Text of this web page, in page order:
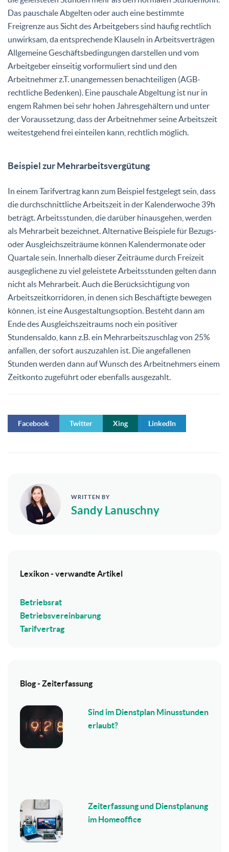
Das pauschale Abgelten oder auch eine bestimmte
Freigrenze aus Sicht des Arbeitgebers sind häufig rechtlich
unwirksam, da entsprechende Klauseln in Arbeitsverträgen
Allgemeine Geschäftsbedingungen darstellen und vom
Arbeitgeber einseitig vorformuliert sind und den
Arbeitnehmer z.T. unangemessen benachteiligen (AGB-
rechtliche Bedenken). Eine pauschale Abgeltung ist nur in
engem Rahmen bei sehr hohen Jahresgehältern und unter
der Voraussetzung, dass der Arbeitnehmer seine Arbeitszeit
weitestgehend frei einteilen kann, rechtlich möglich.
Beispiel zur Mehrarbeitsvergütung
In einem Tarifvertrag kann zum Beispiel festgelegt sein, dass
die durchschnittliche Arbeitszeit in der Kalenderwoche 39h
beträgt. Arbeitsstunden, die darüber hinausgehen, werden
als Mehrarbeit bezeichnet. Alternative Beispiele für Bezugs-
oder Ausgleichszeiträume können Kalendermonate oder
Quartale sein. Innerhalb dieser Zeiträume durch Freizeit
ausgeglichene zu viel geleistete Arbeitsstunden gelten dann
nicht als Mehrarbeit. Auch die Berücksichtigung von
Arbeitszeitkorridoren, in denen sich Beschäftigte bewegen
können, ist eine Ausgestaltungsoption. Besteht dann am
Ende des Ausgleichszeitraums noch ein positiver
Stundensaldo, kann z.B. ein Mehrarbeitszuschlag von 25%
anfallen, der sofort auszuzahlen ist. Die angefallenen
Stunden werden dann auf Wunsch des Arbeitnehmers einem
Zeitkonto zugeführt oder ebenfalls ausgezahlt.
Facebook Twitter Xing LinkedIn
WRITTEN BY
Sandy Lanuschny
Lexikon - verwandte Artikel
Betriebsrat
Betriebsvereinbarung
Tarifvertrag
Blog - Zeiterfassung
Sind im Dienstplan Minusstunden
erlaubt?
Zeiterfassung und Dienstplanung
im Homeoffice